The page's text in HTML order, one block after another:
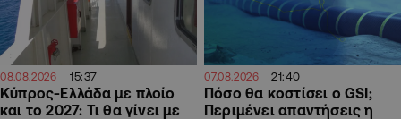
08.08.2026 15:37
Κύπρος-Ελλάδα με πλοίο
και το 2027: Τι θα γίνει με
07.08.2026 21:40
Πόσο θα κοστίσει ο GSI;
Περιμένει απαντήσεις η